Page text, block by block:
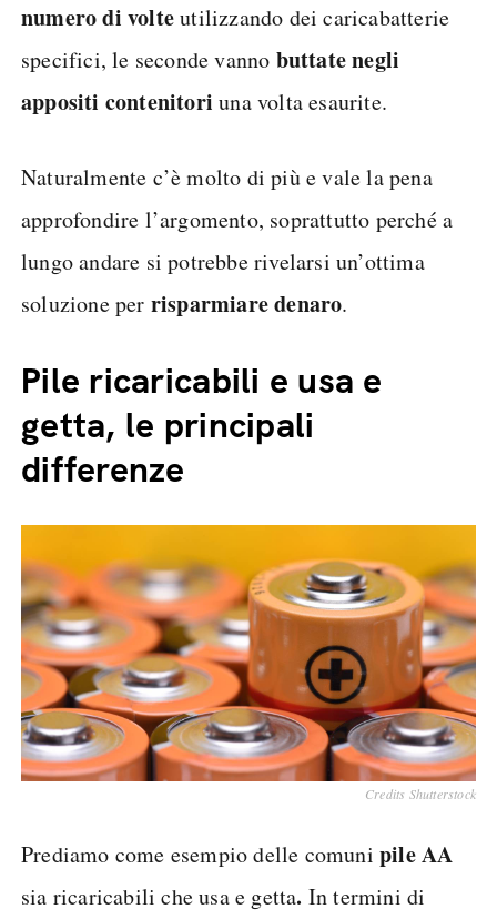
numero di volteutilizzando dei caricabatterie
specifici, le seconde vanno buttate negli
appositi contenitori una volta esaurite.
Naturalmente c’è molto di più e vale la pena
approfondire l’argomento, soprattutto perché a
lungo andare si potrebbe rivelarsi un’ottima
soluzione per risparmiare denaro.
Pile ricaricabili e usa e
getta, le principali
differenze
Credits Shutterstock
Prediamo come esempio delle comuni pile AA
sia ricaricabili che usa e getta. In termini di